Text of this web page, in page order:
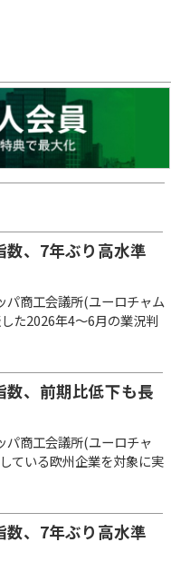
、7年ぶり高水準
パ商工会議所(ユーロチャム
た2026年4～6月の業況判
、前期比低下も長
商工会議所(ユーロチャ
ている欧州企業を対象に実
、7年ぶり高水準